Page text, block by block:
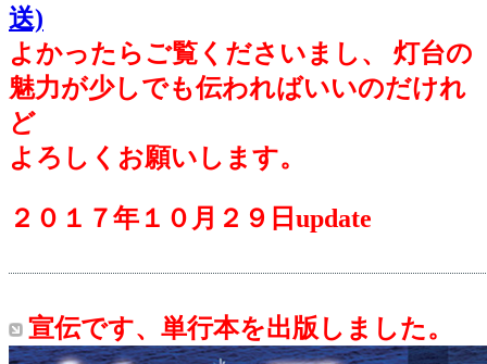
送)
よかったらご覧くださいまし、 灯台の
魅力が少しでも伝わればいいのだけれ
ど
よろしくお願いします。
２０１７年１０月２９日update
宣伝です、単行本を出版しました。